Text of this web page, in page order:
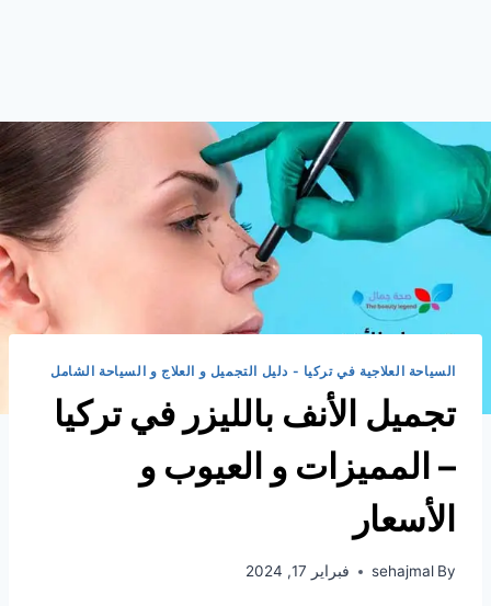
السياحة العلاجية في تركيا - دليل التجميل و العلاج و السياحة الشامل
تجميل الأنف بالليزر في تركيا
– المميزات و العيوب و
الأسعار
By
sehajmal فبراير 17, 2024